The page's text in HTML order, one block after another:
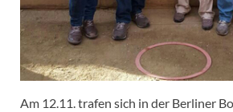
Am 12.11. trafen sich in der Berliner